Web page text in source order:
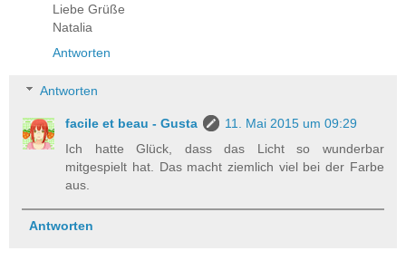
Liebe Grüße
Natalia
Antworten
Antworten
facile et beau - Gusta
11. Mai 2015 um 09:29
Ich hatte Glück, dass das Licht so wunderbar
mitgespielt hat. Das macht ziemlich viel bei der Farbe
aus.
Antworten